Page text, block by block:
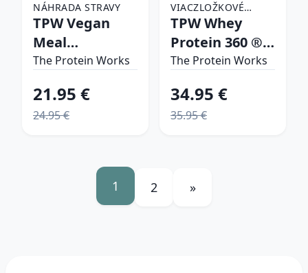
NÁHRADA STRAVY
TPW Vegan
Meal
Replacement
The Protein Works
21.95 €
24.95 €
VIACZLOŽKOVÉ
PROTEÍNY
TPW Whey
Protein 360 ®
banánový
The Protein Works
34.95 €
35.95 €
1 2 »